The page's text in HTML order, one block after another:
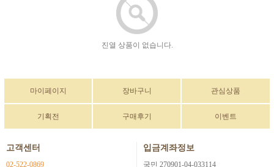
진열 상품이 없습니다.
마이페이지 장바구니 관심상품
기획전 구매후기 이벤트
고객센터
02-522-0869
입금계좌정보
국민 270901-04-033114